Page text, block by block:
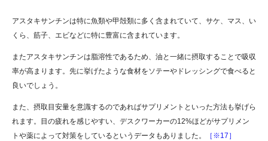
アスタキサンチンは特に魚類や甲殻類に多く含まれていて、サケ、マス、い
くら、筋子、エビなどに特に豊富に含まれています。
またアスタキサンチンは脂溶性であるため、油と一緒に摂取することで吸収
率が高まります。先に挙げたような食材をソテーやドレッシングで食べると
良いでしょう。
また、摂取目安量を意識するのであればサプリメントといった方法も挙げら
れます。目の疲れを感じやすい、デスクワーカーの12%ほどがサプリメン
トや薬によって対策をしているというデータもありました。
［※17］